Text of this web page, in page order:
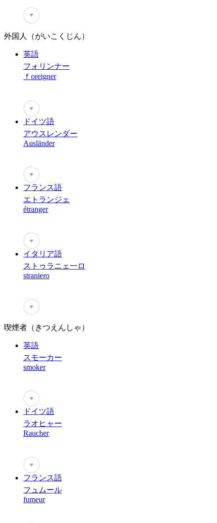
♥
外国人（がいこくじん）
英語
フォリンナー
ｆoreigner
♥
ドイツ語
アウスレンダー
Ausländer
♥
フランス語
エトランジェ
étranger
♥
イタリア語
ストゥラニェ一ロ
straniero
♥
喫煙者（きつえんしゃ）
英語
スモーカー
smoker
♥
ドイツ語
ラオヒャー
Raucher
♥
フランス語
フュムール
fumeur